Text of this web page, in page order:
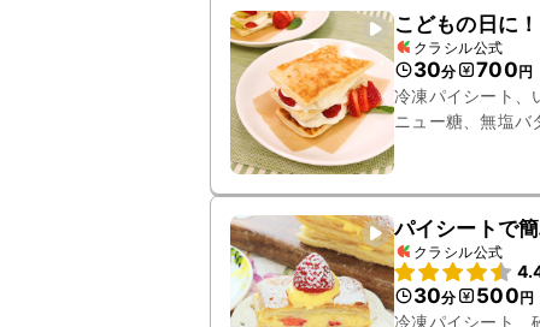
こどもの日に
クラシル公式
30分 700円
冷凍パイシート、
ニュー糖、無塩バ
パイシートで
クラシル公式
30分 500円
冷凍パイシート、